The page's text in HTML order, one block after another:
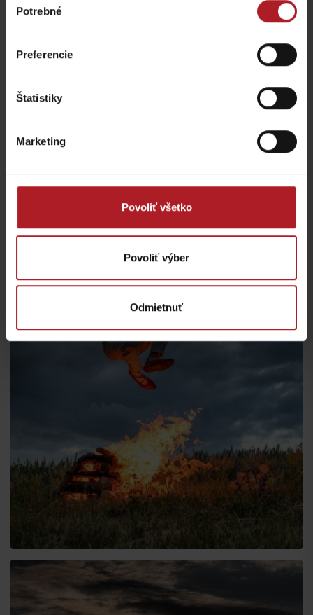
súhlasu
Potrebné
Preferencie
Štatistiky
Marketing
Povoliť všetko
Povoliť výber
Odmietnuť